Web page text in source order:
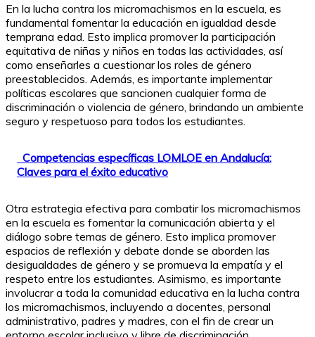
En la lucha contra los micromachismos en la escuela, es
fundamental fomentar la educación en igualdad desde
temprana edad. Esto implica promover la participación
equitativa de niñas y niños en todas las actividades, así
como enseñarles a cuestionar los roles de género
preestablecidos. Además, es importante implementar
políticas escolares que sancionen cualquier forma de
discriminación o violencia de género, brindando un ambiente
seguro y respetuoso para todos los estudiantes.
Competencias específicas LOMLOE en Andalucía:
Claves para el éxito educativo
Otra estrategia efectiva para combatir los micromachismos
en la escuela es fomentar la comunicación abierta y el
diálogo sobre temas de género. Esto implica promover
espacios de reflexión y debate donde se aborden las
desigualdades de género y se promueva la empatía y el
respeto entre los estudiantes. Asimismo, es importante
involucrar a toda la comunidad educativa en la lucha contra
los micromachismos, incluyendo a docentes, personal
administrativo, padres y madres, con el fin de crear un